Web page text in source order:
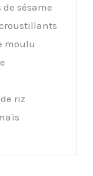
sésame
moulu
riz